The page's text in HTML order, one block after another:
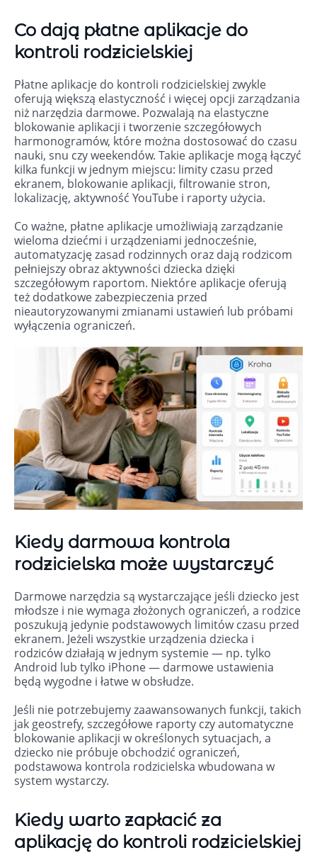
Co dają płatne aplikacje do
kontroli rodzicielskiej
Płatne aplikacje do kontroli rodzicielskiej zwykle
oferują większą elastyczność i więcej opcji zarządzania
niż narzędzia darmowe. Pozwalają na elastyczne
blokowanie aplikacji i tworzenie szczegółowych
harmonogramów, które można dostosować do czasu
nauki, snu czy weekendów. Takie aplikacje mogą łączyć
kilka funkcji w jednym miejscu: limity czasu przed
ekranem, blokowanie aplikacji, filtrowanie stron,
lokalizację, aktywność YouTube i raporty użycia.
Co ważne, płatne aplikacje umożliwiają zarządzanie
wieloma dziećmi i urządzeniami jednocześnie,
automatyzację zasad rodzinnych oraz dają rodzicom
pełniejszy obraz aktywności dziecka dzięki
szczegółowym raportom. Niektóre aplikacje oferują
też dodatkowe zabezpieczenia przed
nieautoryzowanymi zmianami ustawień lub próbami
wyłączenia ograniczeń.
Kiedy darmowa kontrola
rodzicielska może wystarczyć
Darmowe narzędzia są wystarczające jeśli dziecko jest
młodsze i nie wymaga złożonych ograniczeń, a rodzice
poszukują jedynie podstawowych limitów czasu przed
ekranem. Jeżeli wszystkie urządzenia dziecka i
rodziców działają w jednym systemie — np. tylko
Android lub tylko iPhone — darmowe ustawienia
będą wygodne i łatwe w obsłudze.
Jeśli nie potrzebujemy zaawansowanych funkcji, takich
jak geostrefy, szczegółowe raporty czy automatyczne
blokowanie aplikacji w określonych sytuacjach, a
dziecko nie próbuje obchodzić ograniczeń,
podstawowa kontrola rodzicielska wbudowana w
system wystarczy.
Kiedy warto zapłacić za
aplikację do kontroli rodzicielskiej